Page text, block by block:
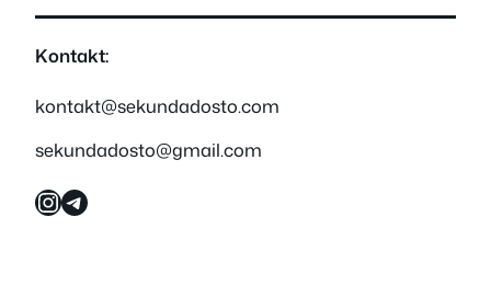
Kontakt:
kontakt@sekundadosto.com
sekundadosto@gmail.com
InstagramTelegram